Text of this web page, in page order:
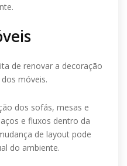
de renovar a decoração
móveis.
dos sofás, mesas e
e fluxos dentro da
de layout pode
do ambiente.